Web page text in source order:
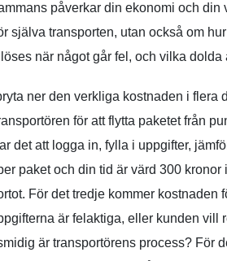
påverkar din ekonomi och
själva transporten, utan också om
när något går fel, och vilka dolda
ner den verkliga kostnaden i flera
för att flytta paketet från
det att logga in, fylla i uppgifter,
paket och din tid är värd 300
För det tredje kommer kostnaden
är felaktiga, eller kunden vill
är transportörens process? För